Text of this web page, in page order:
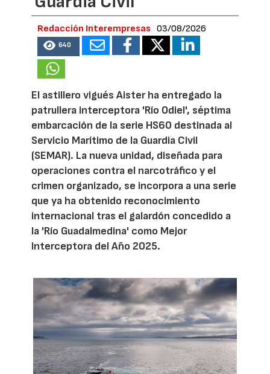
Redacción Interempresas 03/08/2026
640
El astillero vigués Aister ha entregado la
patrullera interceptora 'Río Odiel', séptima
embarcación de la serie HS60 destinada al
Servicio Marítimo de la Guardia Civil
(SEMAR). La nueva unidad, diseñada para
operaciones contra el narcotráfico y el
crimen organizado, se incorpora a una serie
que ya ha obtenido reconocimiento
internacional tras el galardón concedido a
la 'Río Guadalmedina' como Mejor
Interceptora del Año 2025.